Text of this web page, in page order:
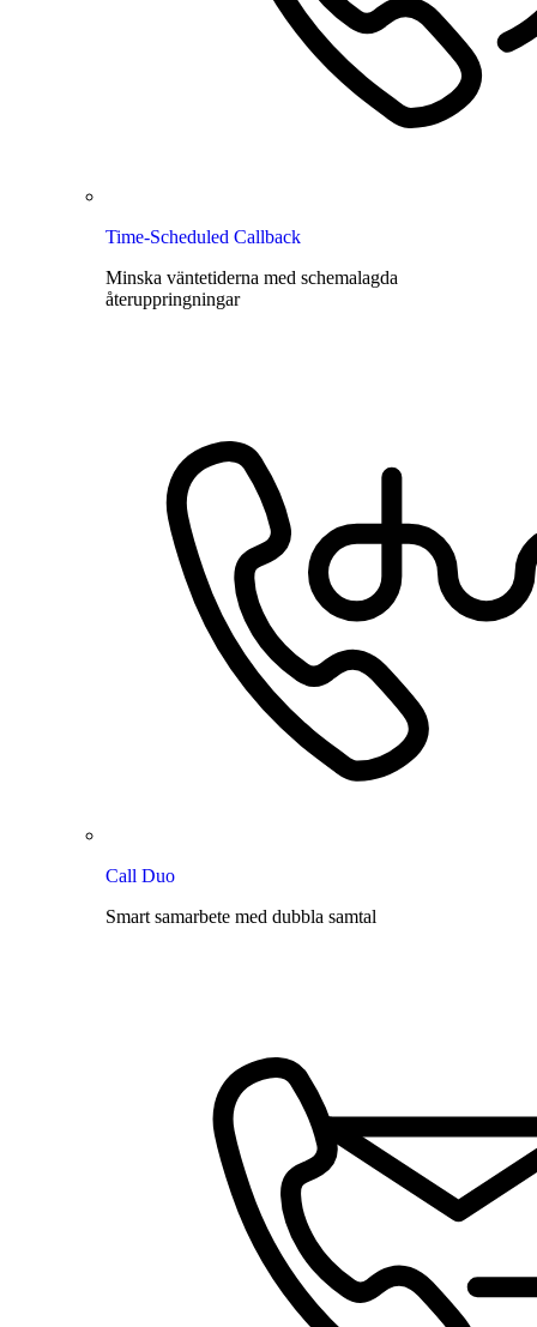
Time-Scheduled Callback
Minska väntetiderna med schemalagda
återuppringningar
Call Duo
Smart samarbete med dubbla samtal